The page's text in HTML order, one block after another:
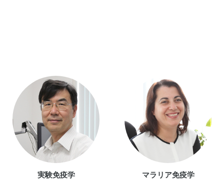
実験免疫学 マラリア免疫学